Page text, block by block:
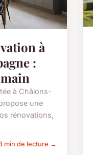
à
:
à Châlons-
une
rénovations,
min de lecture →